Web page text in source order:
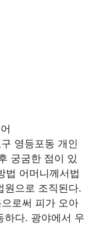
영등포동 개인
궁굼한 점이 있
법 어머니께서법
원으로 조직된다.
로써 피가 오아
하다. 광야에서 우